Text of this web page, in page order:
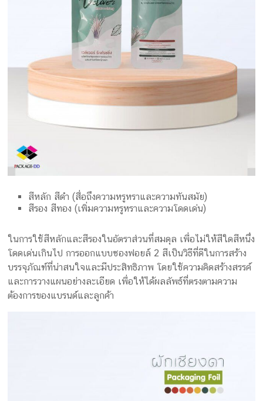
สีหลัก สีดำ (สื่อถึงความหรูหราและความทันสมัย)
สีรอง สีทอง (เพิ่มความหรูหราและความโดดเด่น)
ในการใช้สีหลักและสีรองในอัตราส่วนที่สมดุล เพื่อไม่ให้สีใดสีหนึ่ง
โดดเด่นเกินไป การออกแบบซองฟอยล์ 2 สีเป็นวิธีที่ดีในการสร้าง
บรรจุภัณฑ์ที่น่าสนใจและมีประสิทธิภาพ โดยใช้ความคิดสร้างสรรค์
และการวางแผนอย่างละเอียด เพื่อให้ได้ผลลัพธ์ที่ตรงตามความ
ต้องการของแบรนด์และลูกค้า